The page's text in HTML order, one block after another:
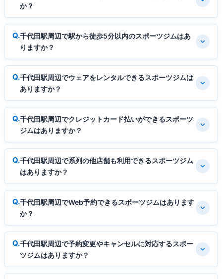
か？
千代田駅周辺で駅から徒歩5分以内のスポーツジムはあ
りますか？
千代田駅周辺でウェアをレンタルできるスポーツジムは
ありますか？
千代田駅周辺でクレジットカード払いができるスポーツ
ジムはありますか？
千代田駅周辺で系列の他店舗も利用できるスポーツジム
はありますか？
千代田駅周辺でWeb予約できるスポーツジムはあります
か？
千代田駅周辺で予約変更やキャンセルに対応するスポー
ツジムはありますか？